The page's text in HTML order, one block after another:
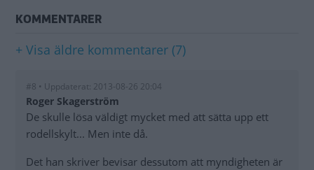
KOMMENTARER
+ Visa äldre kommentarer (7)
#8 • Uppdaterat: 2013-08-26 20:04
Roger Skagerström
De skulle lösa väldigt mycket med att sätta upp ett
rodellskylt... Men inte då.
Det han skriver bevisar dessutom att myndigheten är